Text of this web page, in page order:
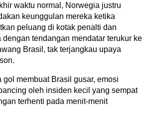
waktu normal, Norwegia justru
keunggulan mereka ketika
peluang di kotak penalti dan
tendangan mendatar terukur ke
Brasil, tak terjangkau upaya
gol membuat Brasil gusar, emosi
oleh insiden kecil yang sempat
terhenti pada menit-menit